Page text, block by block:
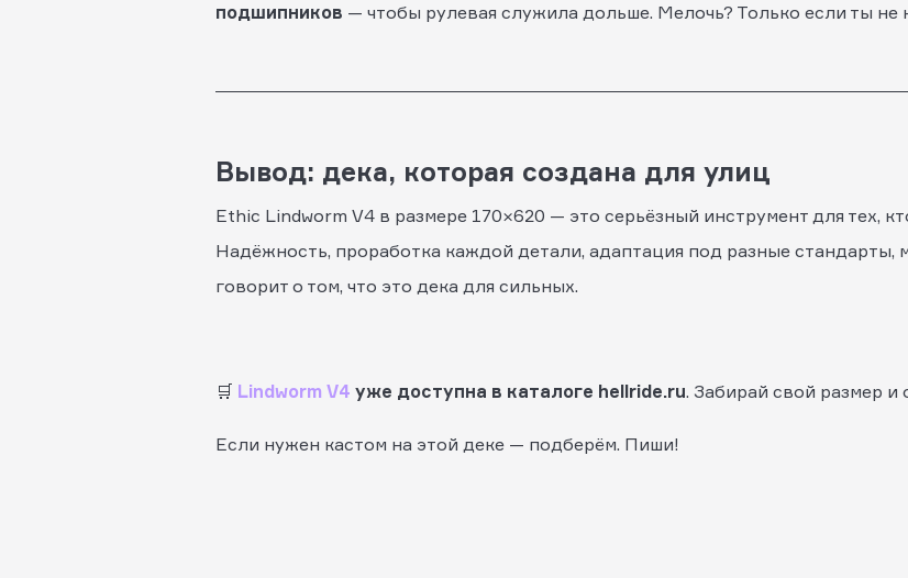
подшипников — чтобы рулевая служила дольше. Мелочь? Только если ты не
Вывод: дека, которая создана для улиц
Ethic Lindworm V4 в размере 170×620 — это серьёзный инструмент для тех,
Надёжность, проработка каждой детали, адаптация под разные стандарты,
говорит о том, что это дека для сильных.
🛒 Lindworm V4 уже доступна в каталоге hellride.ru. Забирай свой размер и
Если нужен кастом на этой деке — подберём. Пиши!